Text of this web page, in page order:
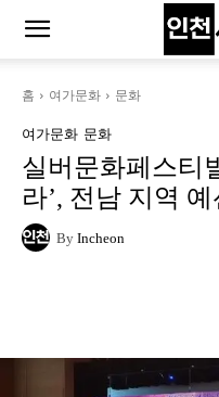
홈 여가문화 문화
여가문화 문화
실버문화페스티
라’, 전남 지역 예
By Incheon